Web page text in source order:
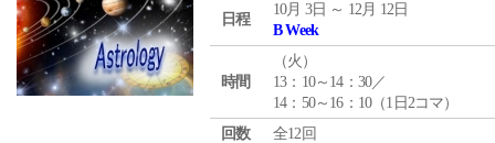
日程
10月 3日 ～ 12月 12日
B Week
時間
（火 ）
13：10～14：30／
14：50～16：10（1日2コマ）
回数
全12回